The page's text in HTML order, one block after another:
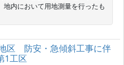
地内において用地測量を行ったも
区 防安・急傾斜工事に伴
1工区